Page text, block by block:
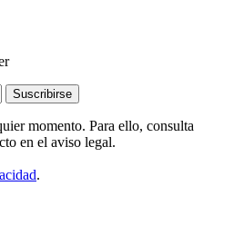
momento. Para ello, consulta
en el aviso legal.
.